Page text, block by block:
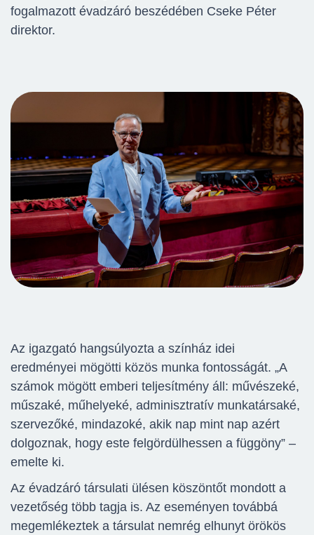
fogalmazott évadzáró beszédében Cseke Péter
direktor.
Az igazgató hangsúlyozta a színház idei
eredményei mögötti közös munka fontosságát. „A
számok mögött emberi teljesítmény áll: művészeké,
műszaké, műhelyeké, adminisztratív munkatársaké,
szervezőké, mindazoké, akik nap mint nap azért
dolgoznak, hogy este felgördülhessen a függöny” –
emelte ki.
Az évadzáró társulati ülésen köszöntőt mondott a
vezetőség több tagja is. Az eseményen továbbá
megemlékeztek a társulat nemrég elhunyt örökös